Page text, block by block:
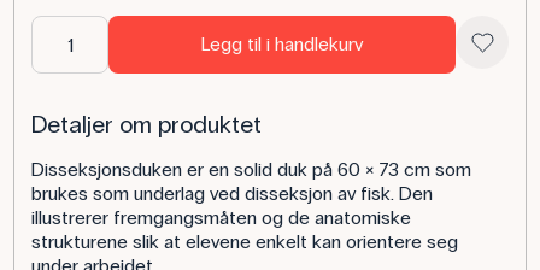
Legg til i handlekurv
Detaljer om produktet
Disseksjonsduken er en solid duk på 60 × 73 cm som
brukes som underlag ved disseksjon av fisk. Den
illustrerer fremgangsmåten og de anatomiske
strukturene slik at elevene enkelt kan orientere seg